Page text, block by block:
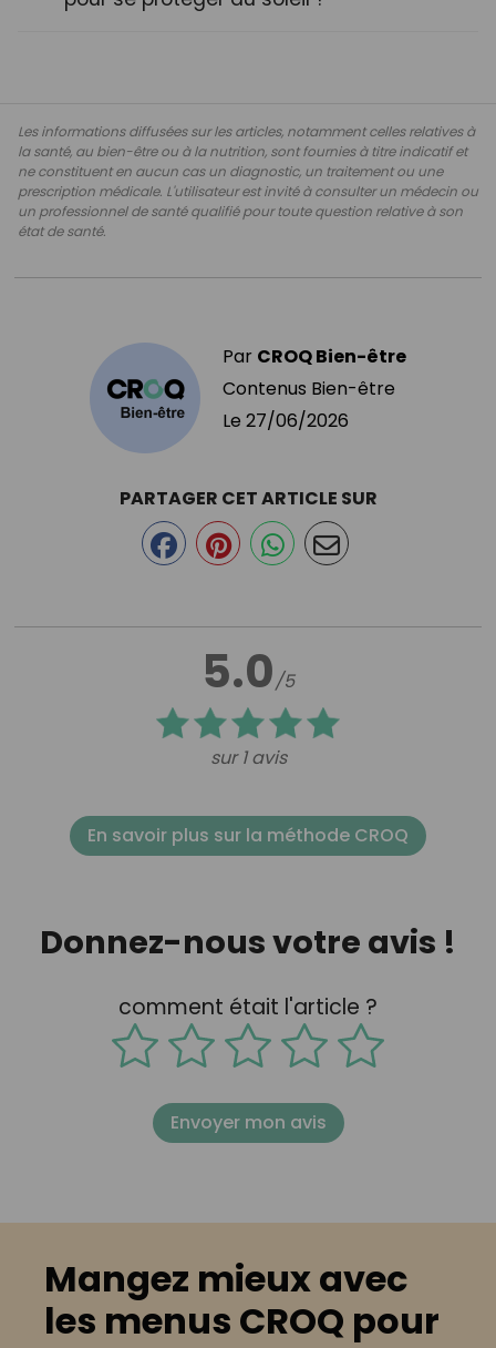
Les informations diffusées sur les articles, notamment celles relatives à
la santé, au bien-être ou à la nutrition, sont fournies à titre indicatif et
ne constituent en aucun cas un diagnostic, un traitement ou une
prescription médicale. L'utilisateur est invité à consulter un médecin ou
un professionnel de santé qualifié pour toute question relative à son
état de santé.
Par CROQ Bien-être
Contenus Bien-être
Le 27/06/2026
5.0/5
sur 1 avis
PARTAGER CET ARTICLE SUR
En savoir plus sur la méthode CROQ
Donnez-nous votre avis !
comment était l'article ?
Envoyer mon avis
Mangez mieux avec
les menus CROQ pour